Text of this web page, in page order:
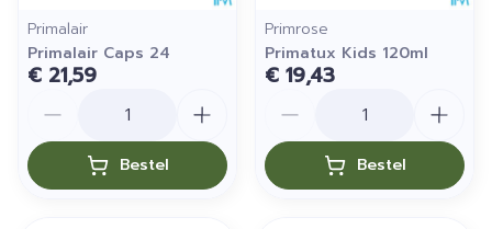
Primalair
Primalair Caps 24
€ 21,59
Bestel
Primrose
Primatux Kids 120ml
€ 19,43
Bestel